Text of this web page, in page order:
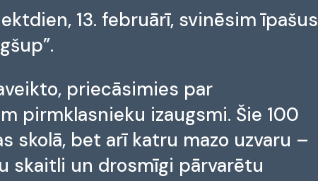
13. februārī, svinēsim īpašus
priecāsimies par
pirmklasnieku izaugsmi. Šie 100
skolā, bet arī katru mazo uzvaru –
skaitli un drosmīgi pārvarētu